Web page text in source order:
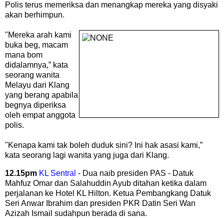
Polis terus memeriksa dan menangkap mereka yang disyaki
akan berhimpun.
"Mereka arah kami
buka beg, macam
mana bom
didalamnya,” kata
seorang wanita
Melayu dari Klang
yang berang apabila
begnya diperiksa
oleh empat anggota
polis.
"Kenapa kami tak boleh duduk sini? Ini hak asasi kami,”
kata seorang lagi wanita yang juga dari Klang.
12.15pm KL Sentral - Dua naib presiden PAS - Datuk
Mahfuz Omar dan Salahuddin Ayub ditahan ketika dalam
perjalanan ke Hotel KL Hilton. Ketua Pembangkang Datuk
Seri Anwar Ibrahim dan presiden PKR Datin Seri Wan
Azizah Ismail sudahpun berada di sana.